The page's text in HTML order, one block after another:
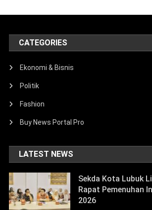
CATEGORIES
Ekonomi & Bisnis
Politik
Fashion
Buy News Portal Pro
LATEST NEWS
Sekda Kota Lubuk
Rapat Pemenuhan
2026